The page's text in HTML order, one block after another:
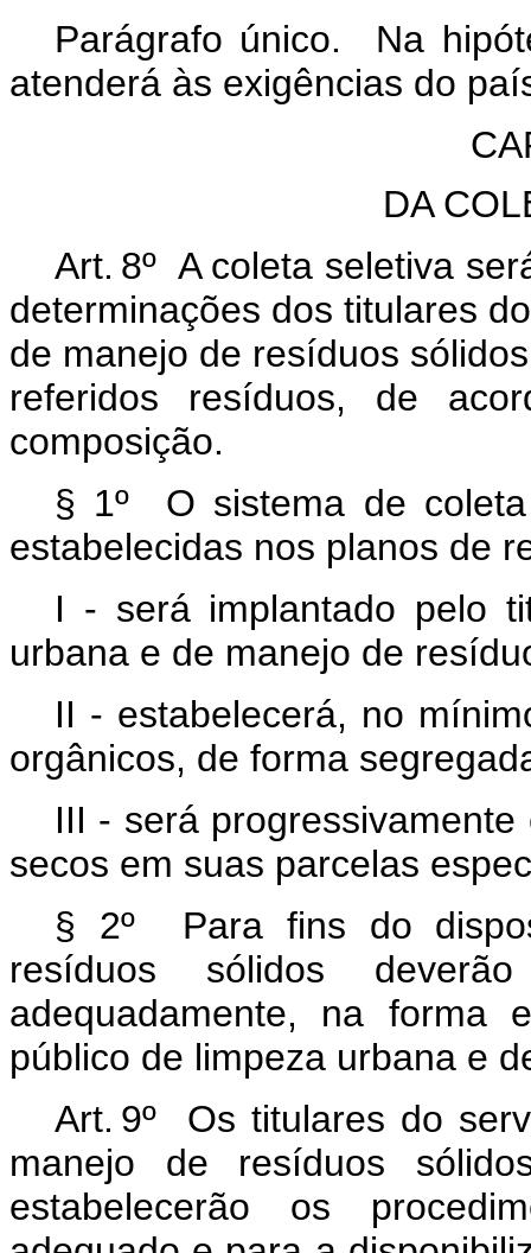
Parágrafo único. Na
atenderá às exigências do
DA
Art. 8º A coleta seletiva
determinações dos titulares
de manejo de resíduos
referidos resíduos, de
composição.
§ 1º O sistema de
estabelecidas nos planos de
I - será implantado pelo
urbana e de manejo de
II - estabelecerá, no
orgânicos, de forma
III - será
secos em suas parcelas
§ 2º Para fins do
resíduos sólidos
adequadamente, na forma
público de limpeza urbana e
Art. 9º Os titulares do
manejo de resíduos
estabelecerão os